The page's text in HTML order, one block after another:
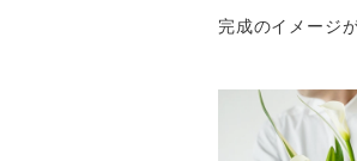
完成のイメージ